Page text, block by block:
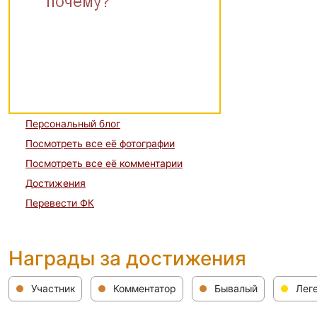
Персональный блог
Посмотреть все её фотографии
Посмотреть все её комментарии
Достижения
Перевести ФК
Награды за достижения
Участник Комментатор Бывалый